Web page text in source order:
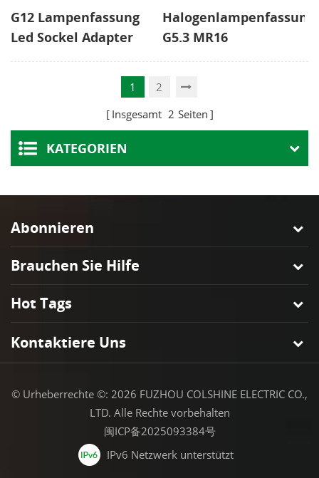
G12 Lampenfassung
Led Sockel Adapter
Halogenlampenfassung
G5.3 MR16
1
2
Insgesamt 2 Seiten
KATEGORIEN
Abonnieren
Brauchen Sie Hilfe
Hot Tags
Kontaktiere Uns
© Urheberrechte ©: 2026 FUZHOU COLSHINE ELECTRIC CO.,
LTD. Alle Rechte vorbehalten
闽ICP备2025093384号
IPv6 Netzwerk unterstützt